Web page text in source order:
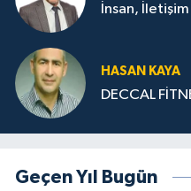
İnsan,
HASAN KAYA
DECCAL
Geçen Yıl Bugün